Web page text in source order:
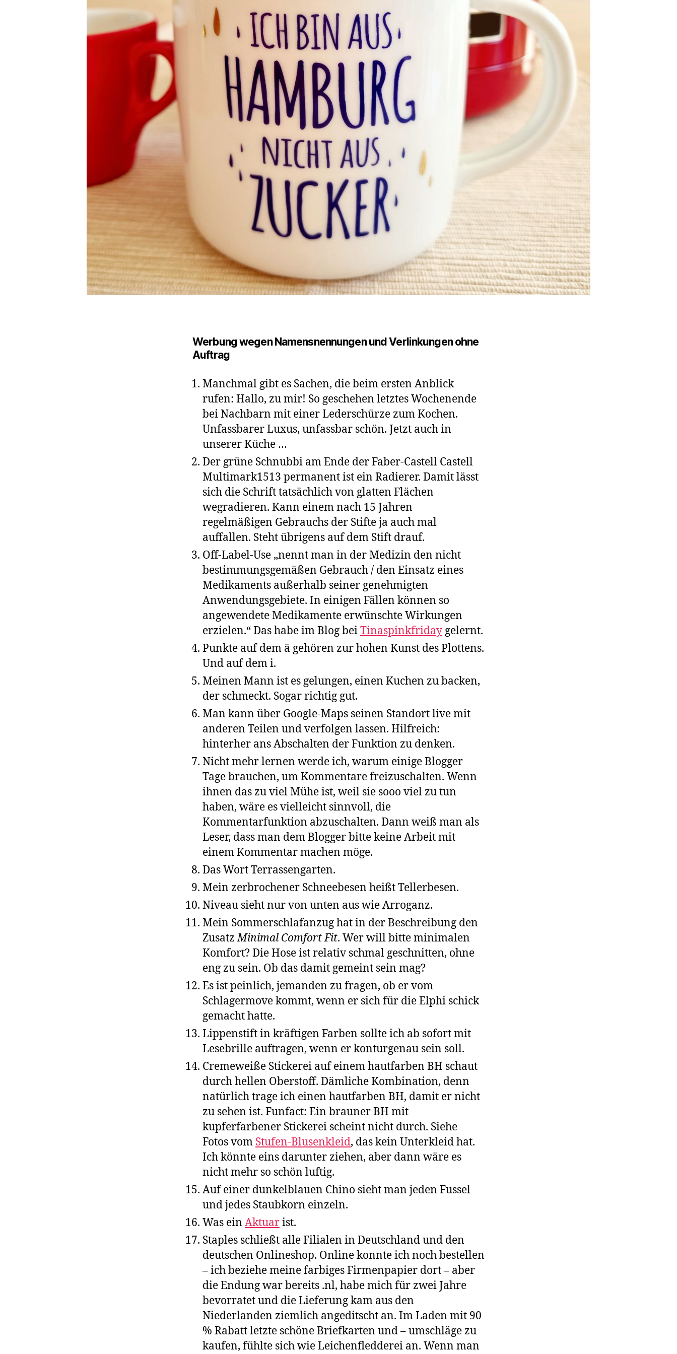
Werbung wegen Namensnennungen und Verlinkungen ohne
Auftrag
Manchmal gibt es Sachen, die beim ersten Anblick
rufen: Hallo, zu mir! So geschehen letztes Wochenende
bei Nachbarn mit einer Lederschürze zum Kochen.
Unfassbarer Luxus, unfassbar schön. Jetzt auch in
unserer Küche …
Der grüne Schnubbi am Ende der Faber-Castell Castell
Multimark1513 permanent ist ein Radierer. Damit lässt
sich die Schrift tatsächlich von glatten Flächen
wegradieren. Kann einem nach 15 Jahren
regelmäßigen Gebrauchs der Stifte ja auch mal
auffallen. Steht übrigens auf dem Stift drauf.
Off-Label-Use „nennt man in der Medizin den nicht
bestimmungsgemäßen Gebrauch / den Einsatz eines
Medikaments außerhalb seiner genehmigten
Anwendungsgebiete. In einigen Fällen können so
angewendete Medikamente erwünschte Wirkungen
erzielen.“ Das habe im Blog beiTinaspinkfriday gelernt.
Punkte auf dem ä gehören zur hohen Kunst des Plottens.
Und auf dem i.
Meinen Mann ist es gelungen, einen Kuchen zu backen,
der schmeckt. Sogar richtig gut.
Man kann über Google-Maps seinen Standort live mit
anderen Teilen und verfolgen lassen. Hilfreich:
hinterher ans Abschalten der Funktion zu denken.
Nicht mehr lernen werde ich, warum einige Blogger
Tage brauchen, um Kommentare freizuschalten. Wenn
ihnen das zu viel Mühe ist, weil sie sooo viel zu tun
haben, wäre es vielleicht sinnvoll, die
Kommentarfunktion abzuschalten. Dann weiß man als
Leser, dass man dem Blogger bitte keine Arbeit mit
einem Kommentar machen möge.
Das Wort Terrassengarten.
Mein zerbrochener Schneebesen heißt Tellerbesen.
Niveau sieht nur von unten aus wie Arroganz.
Mein Sommerschlafanzug hat in der Beschreibung den
ZusatzMinimal Comfort Fit. Wer will bitte minimalen
Komfort? Die Hose ist relativ schmal geschnitten, ohne
eng zu sein. Ob das damit gemeint sein mag?
Es ist peinlich, jemanden zu fragen, ob er vom
Schlagermove kommt, wenn er sich für die Elphi schick
gemacht hatte.
Lippenstift in kräftigen Farben sollte ich ab sofort mit
Lesebrille auftragen, wenn er konturgenau sein soll.
Cremeweiße Stickerei auf einem hautfarben BH schaut
durch hellen Oberstoff. Dämliche Kombination, denn
natürlich trage ich einen hautfarben BH, damit er nicht
zu sehen ist. Funfact: Ein brauner BH mit
kupferfarbener Stickerei scheint nicht durch. Siehe
Fotos vom Stufen-Blusenkleid, das kein Unterkleid hat.
Ich könnte eins darunter ziehen, aber dann wäre es
nicht mehr so schön luftig.
Auf einer dunkelblauen Chino sieht man jeden Fussel
und jedes Staubkorn einzeln.
Was ein Aktuarist.
Staples schließt alle Filialen in Deutschland und den
deutschen Onlineshop. Online konnte ich noch bestellen
– ich beziehe meine farbiges Firmenpapier dort – aber
die Endung war bereits .nl, habe mich für zwei Jahre
bevorratet und die Lieferung kam aus den
Niederlanden ziemlich angeditscht an. Im Laden mit 90
% Rabatt letzte schöne Briefkarten und – umschläge zu
kaufen, fühlte sich wie Leichenfledderei an. Wenn man